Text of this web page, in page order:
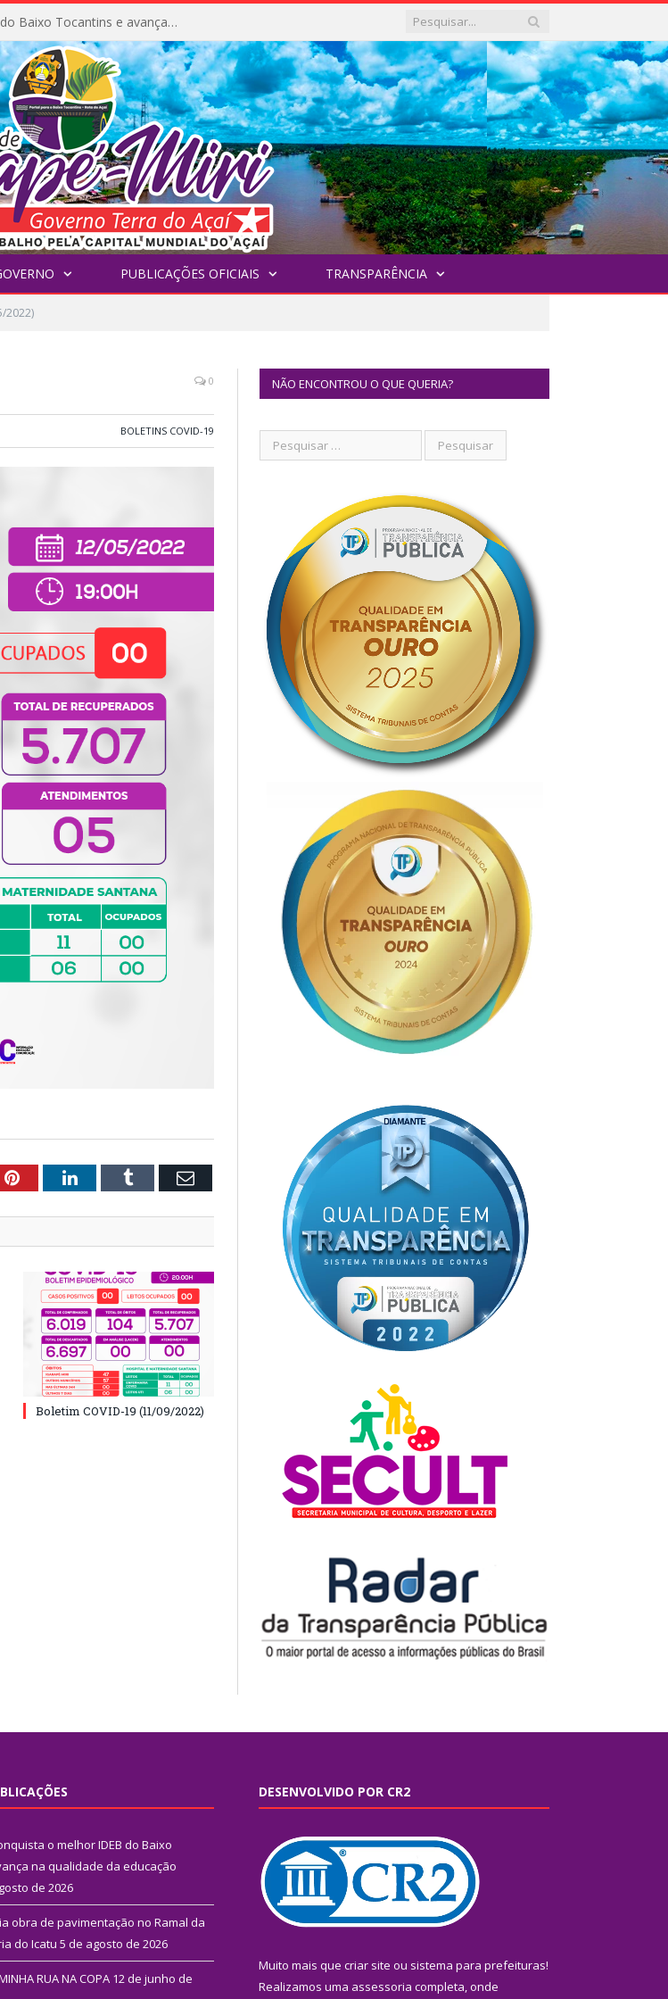
Igarapé-Miri conquista o melhor IDEB do Baixo Tocantins e avança na qualidade da educação pública
PUBLICAÇÕES OFICIAIS TRANSPARÊNCIA
2022)
0
BOLETINS COVID-19
PinterestLinkedInTumblr Email
Boletim COVID-19 (11/09/2022)
NÃO ENCONTROU O QUE QUERIA?
o melhor IDEB do Baixo
na qualidade da educação
de 2026
obra de pavimentação no Ramal da
do Icatu 5 de agosto de 2026
RUA NA COPA 12 de junho de
DESENVOLVIDO POR CR2
Muito mais que criar site ou sistema para prefeituras!
Realizamos uma assessoria completa, onde